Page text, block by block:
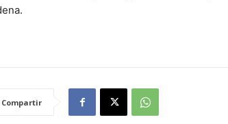
Compartir